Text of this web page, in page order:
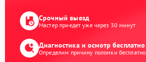
Срочный выезд
Мастер приедет уже через 30 минут
Диагностика и осмотр бесплатно
Определим причину поломки бесплатно